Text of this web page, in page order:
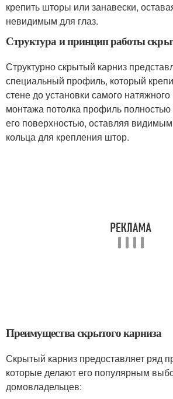
крепить шторы или занавески,
невидимым для глаз.
Структура и принцип работы
Структурно скрытый карниз
специальный профиль, который
стене до установки самого
монтажа потолка профиль полностью
его поверхностью, оставляя
кольца для крепления штор.
Преимущества скрытого карниза
Скрытый карниз предоставляет ряд
которые делают его популярным
домовладельцев: